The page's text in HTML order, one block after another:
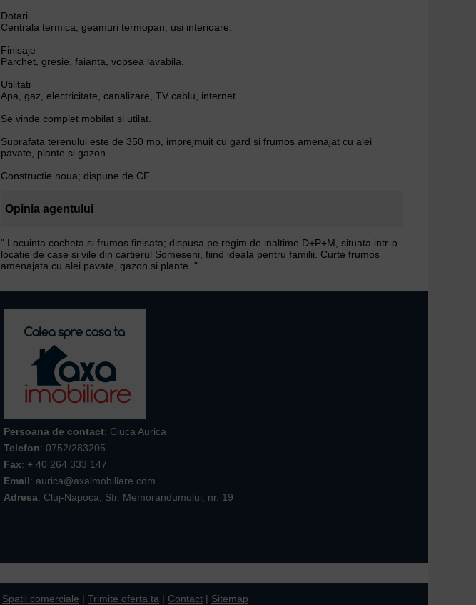
Dotari
Centrala termica, geamuri termopan, usi interioare.
Finisaje
Parchet, gresie, faianta, vopsea lavabila.
Utilitati
Apa, gaz, electricitate, canalizare, TV cablu, internet.
Se vinde complet mobilat si utilat.
Suprafata terenului este de 350 mp, imprejmuit cu gard si frumos amenajat cu alei
pavate, plante si gazon.
Constructie noua; dispune de CF.
Opinia agentului
" Locuinta cocheta si frumos finisata; dispusa pe regim de inaltime D+P+M, situata intr-o
locatie de case si vile din cartierul Someseni, fiind ideala pentru familii. Curte frumos
amenajata cu alei pavate, gazon si plante. "
Persoana de contact: Ciuca Aurica
Telefon: 0752/283205
Fax: + 40 264 333 147
Email: aurica@axaimobiliare.com
Adresa: Cluj-Napoca, Str. Memorandumului, nr. 19
Spatii comerciale | Trimite oferta ta | Contact | Sitemap